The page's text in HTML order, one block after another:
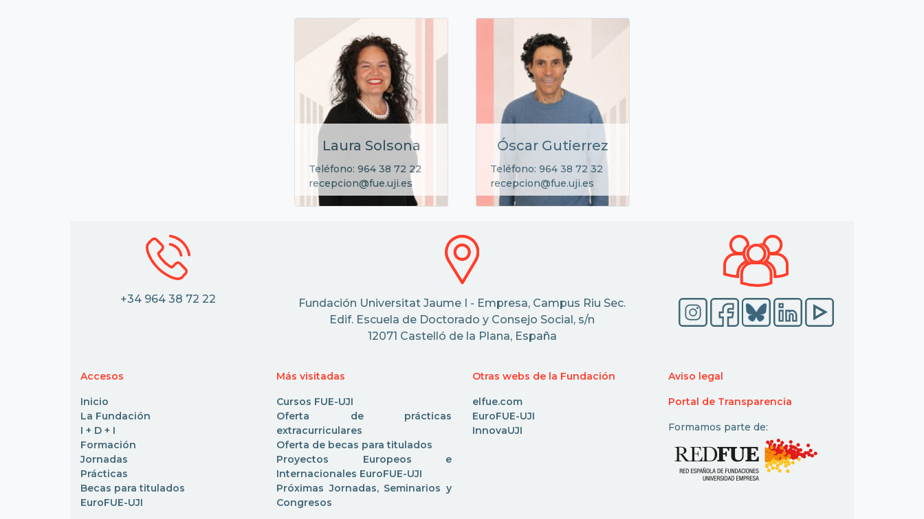
Laura Solsona
Teléfono: 964 38 72 22
recepcion@fue.uji.es
Óscar Gutierrez
Teléfono: 964 38 72 32
recepcion@fue.uji.es
+34 964 38 72 22
Fundación Universitat Jaume I - Empresa, Campus Riu Sec.
Edif. Escuela de Doctorado y Consejo Social, s/n
12071 Castelló de la Plana, España
Accesos
Inicio
La Fundación
I + D + I
Formación
Jornadas
Prácticas
Becas para titulados
EuroFUE-UJI
Más visitadas
Cursos FUE-UJI
Oferta de prácticas
extracurriculares
Oferta de becas para titulados
Proyectos Europeos e
Internacionales EuroFUE-UJI
Próximas Jornadas, Seminarios y
Congresos
Otras webs de la Fundación
elfue.com
EuroFUE-UJI
InnovaUJI
Aviso legal
Portal de Transparencia
Formamos parte de: